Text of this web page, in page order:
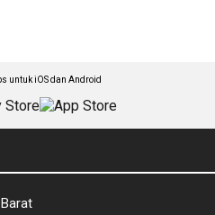
untuk iOS dan Android